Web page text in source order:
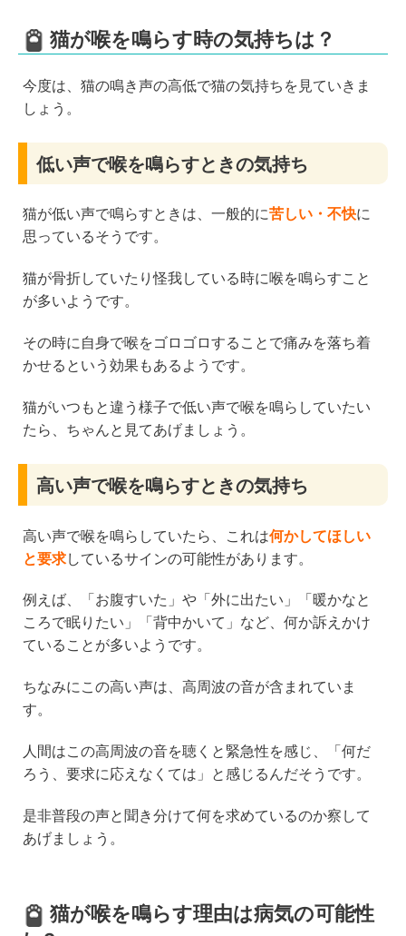
猫が喉を鳴らす時の気持ちは？
今度は、猫の鳴き声の高低で猫の気持ちを見ていきま
しょう。
低い声で喉を鳴らすときの気持ち
猫が低い声で鳴らすときは、一般的に苦しい・不快に
思っているそうです。
猫が骨折していたり怪我している時に喉を鳴らすこと
が多いようです。
その時に自身で喉をゴロゴロすることで痛みを落ち着
かせるという効果もあるようです。
猫がいつもと違う様子で低い声で喉を鳴らしていたい
たら、ちゃんと見てあげましょう。
高い声で喉を鳴らすときの気持ち
高い声で喉を鳴らしていたら、これは何かしてほしい
と要求しているサインの可能性があります。
例えば、「お腹すいた」や「外に出たい」「暖かなと
ころで眠りたい」「背中かいて」など、何か訴えかけ
ていることが多いようです。
ちなみにこの高い声は、高周波の音が含まれていま
す。
人間はこの高周波の音を聴くと緊急性を感じ、「何だ
ろう、要求に応えなくては」と感じるんだそうです。
是非普段の声と聞き分けて何を求めているのか察して
あげましょう。
猫が喉を鳴らす理由は病気の可能性